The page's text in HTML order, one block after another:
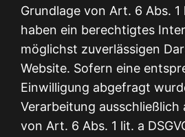
Grundlage von Art. 6 Abs. 1
haben ein berechtigtes
möglichst zuverlässigen
Website. Sofern eine
Einwilligung abgefragt
Verarbeitung ausschließlich
von Art. 6 Abs. 1 lit. a